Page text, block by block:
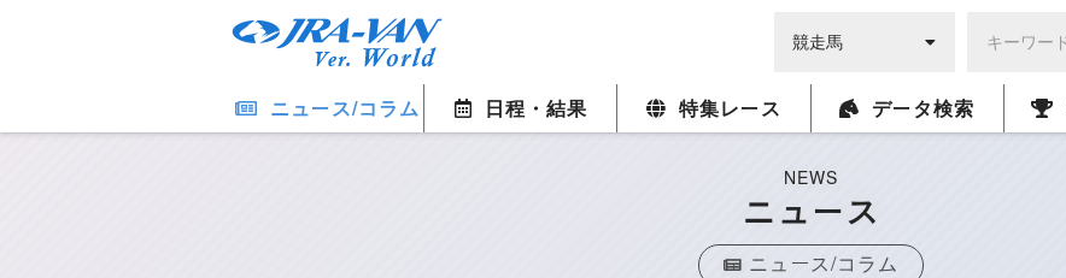
ニュース/コラム 日程・結果 特集レース データ検索
NEWS
ニュース
ニュース/コラム